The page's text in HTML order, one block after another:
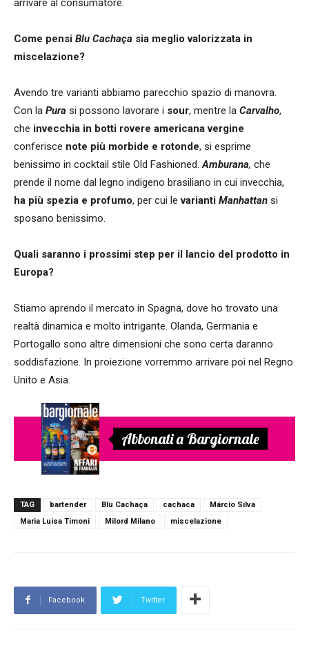
arrivare al consumatore.
Come pensi Blu Cachaça sia meglio valorizzata in
miscelazione?
Avendo tre varianti abbiamo parecchio spazio di manovra.
Con la Pura si possono lavorare i sour, mentre la Carvalho,
che invecchia in botti rovere americana vergine
conferisce note più morbide e rotonde, si esprime
benissimo in cocktail stile Old Fashioned.Amburana, che
prende il nome dal legno indigeno brasiliano in cui invecchia,
ha più spezia e profumo, per cui levarianti Manhattan si
sposano benissimo.
Quali saranno i prossimi step per il lancio del prodotto in
Europa?
Stiamo aprendo il mercato in Spagna, dove ho trovato una
realtà dinamica e molto intrigante. Olanda, Germania e
Portogallo sono altre dimensioni che sono certa daranno
soddisfazione. In proiezione vorremmo arrivare poi nel Regno
Unito e Asia.
Abbonati a Bargiornale
TAG bartender Blu Cachaça cachaca
Márcio Silva
Maria Luisa Timoni
Milord Milano miscelazione
Facebook Twitter